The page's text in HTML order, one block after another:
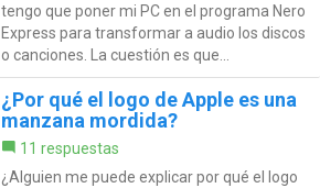
tengo que poner mi PC en el programa Nero
Express para transformar a audio los discos
o canciones. La cuestión es que...
¿Por qué el logo de Apple es una
manzana mordida?
11 respuestas
¿Alguien me puede explicar por qué el logo